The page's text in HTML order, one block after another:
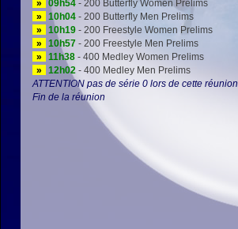
»
09h54 - 200 Butterfly Women Prelims
»
10h04 - 200 Butterfly Men Prelims
»
10h19 - 200 Freestyle Women Prelims
»
10h57 - 200 Freestyle Men Prelims
»
11h38 - 400 Medley Women Prelims
»
12h02 - 400 Medley Men Prelims
ATTENTION pas de série 0 lors de cette réunion
Fin de la réunion